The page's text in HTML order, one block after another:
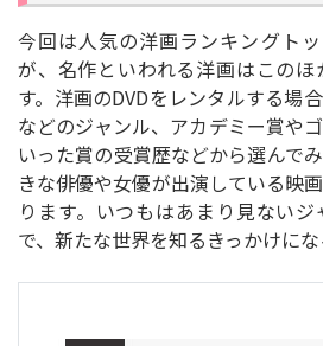
今回は人気の洋画ランキングト
が、名作といわれる洋画はこの
す。洋画のDVDをレンタルする場
などのジャンル、アカデミー賞や
いった賞の受賞歴などから選んで
きな俳優や女優が出演している映
ります。いつもはあまり見ない
で、新たな世界を知るきっかけにな